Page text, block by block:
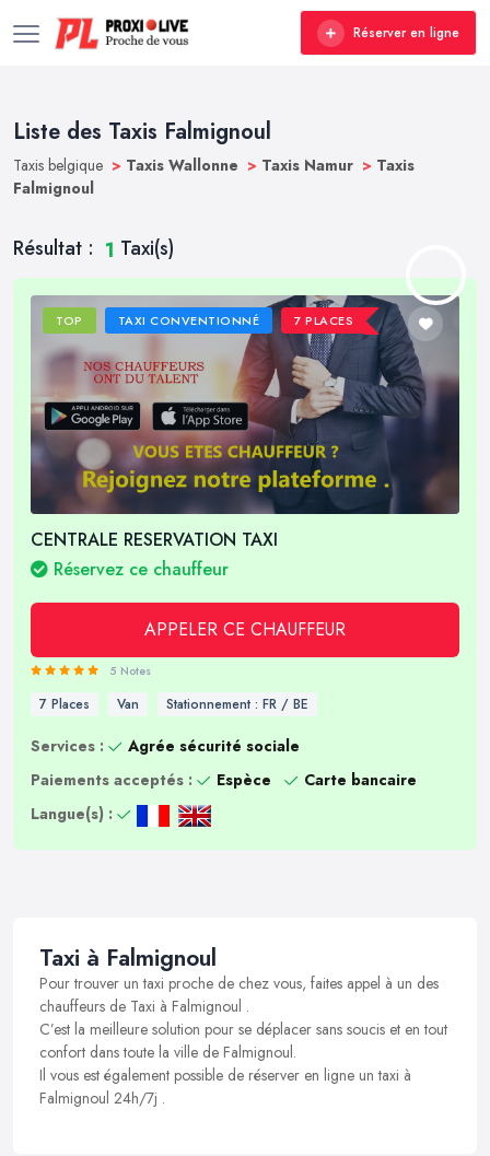
Réserver en ligne
Liste des Taxis Falmignoul
Taxis belgique > Taxis Wallonne > Taxis Namur > Taxis
Falmignoul
Résultat : 1 Taxi(s)
TOP TAXI CONVENTIONNÉ 7 PLACES
CENTRALE RESERVATION TAXI
Réservez ce chauffeur
APPELER CE CHAUFFEUR
5 Notes
7 Places Van Stationnement : FR / BE
Services :
Agrée sécurité sociale
Paiements acceptés :
Espèce
Carte bancaire
Langue(s) :
Taxi à Falmignoul
Pour trouver un taxi proche de chez vous, faites appel à un des
chauffeurs de Taxi à Falmignoul .
C’est la meilleure solution pour se déplacer sans soucis et en tout
confort dans toute la ville de Falmignoul.
Il vous est également possible de réserver en ligne un taxi à
Falmignoul 24h/7j .